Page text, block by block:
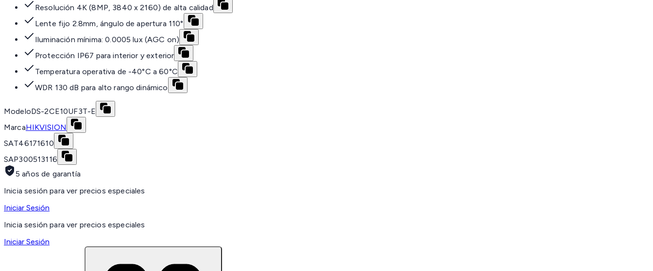
Resolución 4K (8MP, 3840 x 2160) de alta calidad
Lente fijo 2.8mm, ángulo de apertura 110°
Iluminación mínima: 0.0005 lux (AGC on)
Protección IP67 para interior y exterior
Temperatura operativa de -40°C a 60°C
WDR 130 dB para alto rango dinámico
ModeloDS-2CE10UF3T-E
MarcaHIKVISION
SAT46171610
SAP300513116
5 años de garantía
Inicia sesión para ver precios especiales
Iniciar Sesión
Inicia sesión para ver precios especiales
Iniciar Sesión